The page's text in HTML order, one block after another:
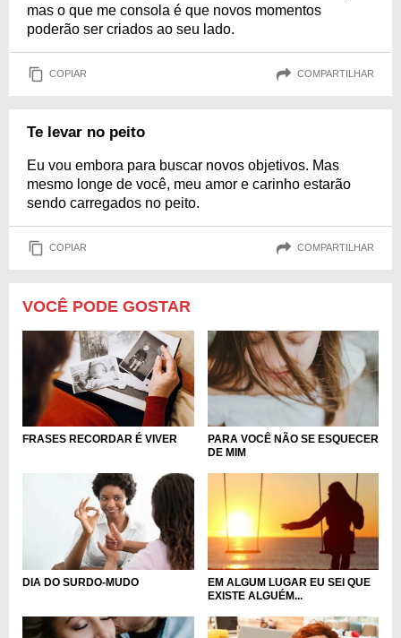
mas o que me consola é que novos momentos
poderão ser criados ao seu lado.
COPIAR COMPARTILHAR
Te levar no peito
Eu vou embora para buscar novos objetivos. Mas
mesmo longe de você, meu amor e carinho estarão
sendo carregados no peito.
COPIAR COMPARTILHAR
VOCÊ PODE GOSTAR
FRASES RECORDAR É VIVER
PARA VOCÊ NÃO SE ESQUECER
DE MIM
DIA DO SURDO-MUDO
EM ALGUM LUGAR EU SEI QUE
EXISTE ALGUÉM...